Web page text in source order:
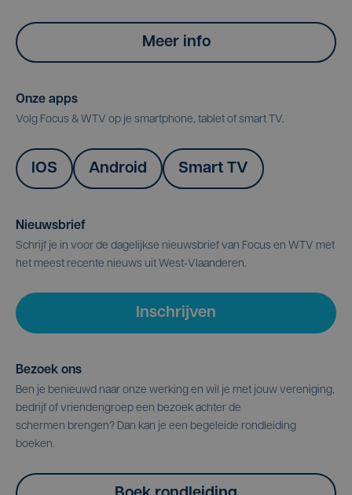
Meer info
Onze apps
Volg Focus & WTV op je smartphone, tablet of smart TV.
IOS Android Smart TV
Nieuwsbrief
Schrijf je in voor de dagelijkse nieuwsbrief van Focus en WTV met
het meest recente nieuws uit West-Vlaanderen.
Inschrijven
Bezoek ons
Ben je benieuwd naar onze werking en wil je met jouw vereniging,
bedrijf of vriendengroep een bezoek achter de
schermen brengen? Dan kan je een begeleide rondleiding
boeken.